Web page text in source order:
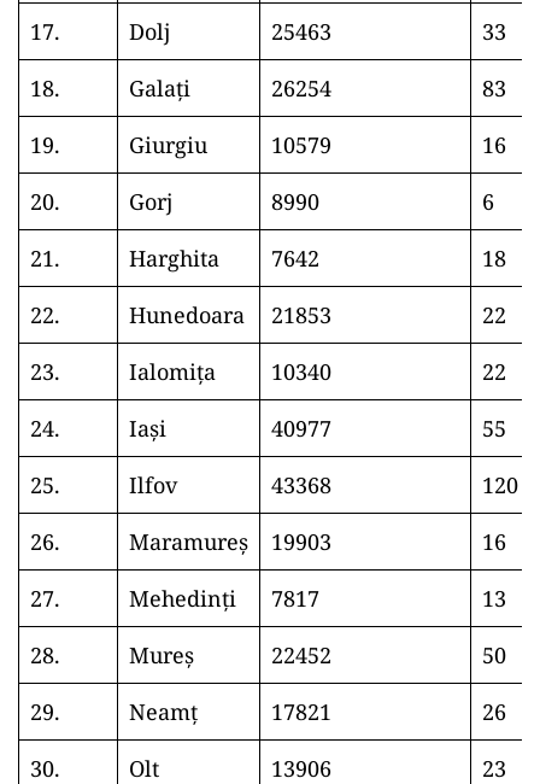
17.
Dolj 25463
33
18.
Galați 26254
83
19.
Giurgiu 10579
16
20.
Gorj 8990
6
21.
Harghita 7642
18
22.
Hunedoara 21853
22
23.
Ialomița 10340
22
24.
Iași 40977
55
25.
Ilfov 43368
120
26.
Maramureș 19903
16
27.
Mehedinți 7817
13
28.
Mureș 22452
50
29.
Neamț 17821
26
30.
Olt 13906 23